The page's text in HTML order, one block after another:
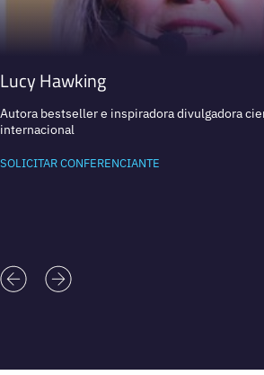
Lucy Hawking
Autora bestseller e inspiradora divulgadora
internacional
SOLICITAR CONFERENCIANTE